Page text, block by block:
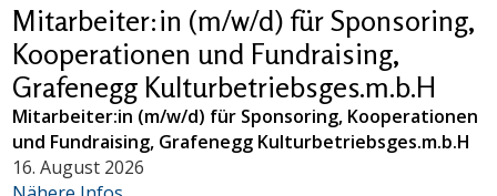
Mitarbeiter:in (m/w/d) für Sponsoring,
Kooperationen und Fundraising,
Grafenegg Kulturbetriebsges.m.b.H
Mitarbeiter:in (m/w/d) für Sponsoring, Kooperationen
und Fundraising, Grafenegg Kulturbetriebsges.m.b.H
16. August 2026